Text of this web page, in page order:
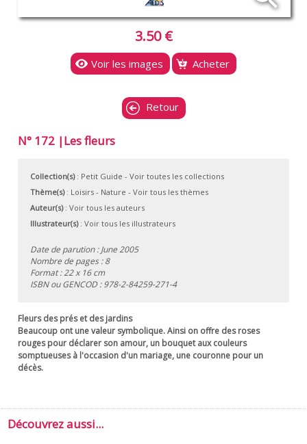
3.50 €
Voir les images Acheter
Retour
N° 172 |Les fleurs
Collection(s): Petit Guide - Voir toutes les collections
Thème(s): Loisirs- Nature - Voir tous les thèmes
Auteur(s): Voir tous les auteurs
Illustrateur(s): Voir tous les illustrateurs
Date de parution : June 2005
Nombre de pages : 8
Format : 22 x 16 cm
ISBN ou GENCOD :978-2-84259-271-4
Fleurs des prés et des jardins
Beaucoup ont une valeur symbolique. Ainsi on offre des roses
rouges pour déclarer son amour, un bouquet aux couleurs
somptueuses à l'occasion d'un mariage, une couronne pour un
décès.
Découvrez aussi...